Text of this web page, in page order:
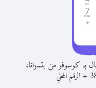
بـ كوسوفو من بتسوانا،
+الرقم المحلي